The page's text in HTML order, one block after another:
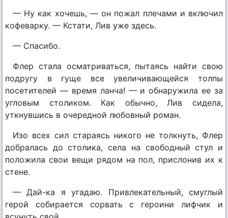
— Ну как хочешь, — он пожал плечами и включил
кофеварку. — Кстати, Лив уже здесь.
— Спасибо.
Флер стала осматриваться, пытаясь найти свою
подругу в гуще все увеличивающейся толпы
посетителей — время ланча! — и обнаружила ее за
угловым столиком. Как обычно, Лив сидела,
уткнувшись в очередной любовный роман.
Изо всех сил стараясь никого не толкнуть, Флер
добралась до столика, села на свободный стул и
положила свои вещи рядом на пол, прислонив их к
стене.
— Дай-ка я угадаю. Привлекательный, смуглый
герой собирается сорвать с героини лифчик и